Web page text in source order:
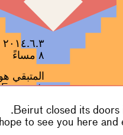
Beirut closed its doors
to see you here and
٢٠١٤.٦.٣
٨ مساءً
المتبقي